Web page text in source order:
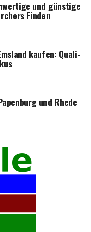
und güns­ti­ge
Finden
kau­fen: Qua­li­
und Rhe­de